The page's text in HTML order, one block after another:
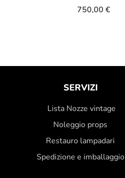
750,00 €
SERVIZI
Lista Nozze vintage
Noleggio props
Restauro lampadari
Spedizione e imballaggio